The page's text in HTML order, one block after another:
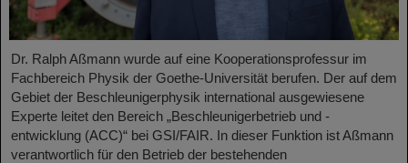
Dr. Ralph Aßmann wurde auf eine Kooperationsprofessur im
Fachbereich Physik der Goethe-Universität berufen. Der auf dem
Gebiet der Beschleunigerphysik international ausgewiesene
Experte leitet den Bereich „Beschleunigerbetrieb und -
entwicklung (ACC)“ bei GSI/FAIR. In dieser Funktion ist Aßmann
verantwortlich für den Betrieb der bestehenden